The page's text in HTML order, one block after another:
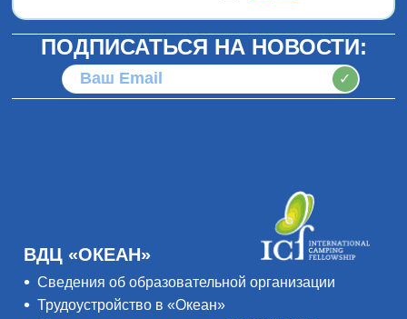
ПОДПИСАТЬСЯ НА НОВОСТИ:
✓
ВДЦ «ОКЕАН»
Сведения об образовательной организации
Трудоустройство в «Океан»